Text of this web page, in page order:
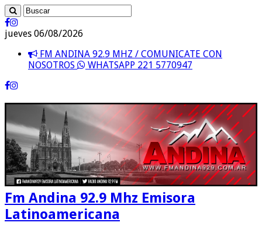
jueves 06/08/2026
FM ANDINA 92.9 MHZ / COMUNICATE CON
NOSOTROS
WHATSAPP 221 5770947
Fm Andina 92.9 Mhz Emisora
Latinoamericana